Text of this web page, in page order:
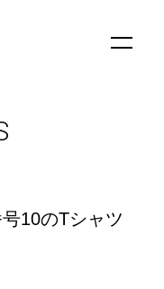
10のTシャツ